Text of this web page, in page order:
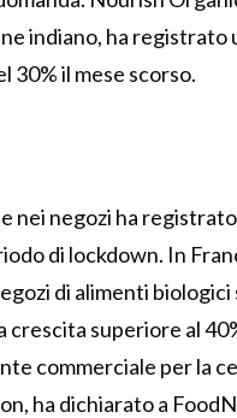
indiano, ha registrato
30% il mese scorso.
nei negozi ha
di lockdown. In
di alimenti
crescita superiore al
commerciale per la
ha dichiarato a